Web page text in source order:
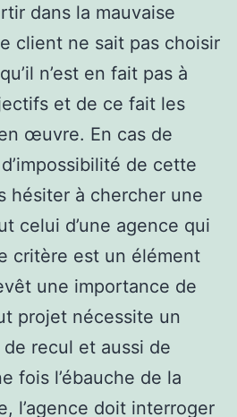
dans la mauvaise
client ne sait pas choisir
n’est en fait pas à
et de ce fait les
œuvre. En cas de
de cette
hésiter à chercher une
celui d’une agence qui
critère est un élément
une importance de
projet nécessite un
recul et aussi de
fois l’ébauche de la
l’agence doit interroger